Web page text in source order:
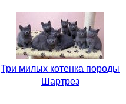
Три милых котенка породы
Шартрез